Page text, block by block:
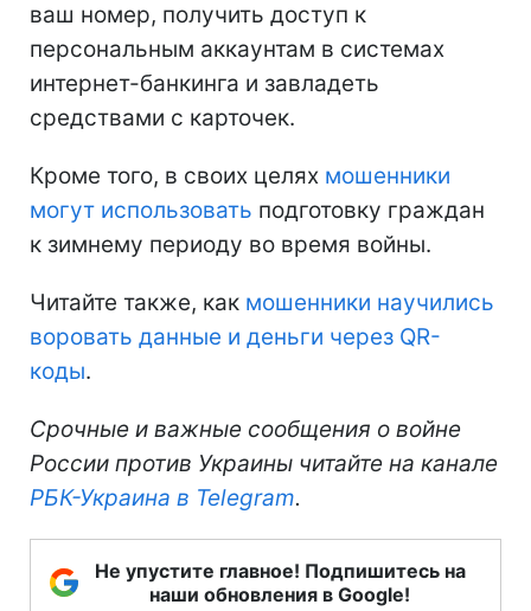
ваш номер, получить доступ к
персональным аккаунтам в системах
интернет-банкинга и завладеть
средствами с карточек.
Кроме того, в своих целях мошенники
могут использовать подготовку граждан
к зимнему периоду во время войны.
Читайте также, как мошенники научились
воровать данные и деньги через QR-
коды.
Срочные и важные сообщения о войне
России против Украины читайте на канале
РБК-Украина в Telegram.
Не упустите главное! Подпишитесь на
наши обновления в Google!